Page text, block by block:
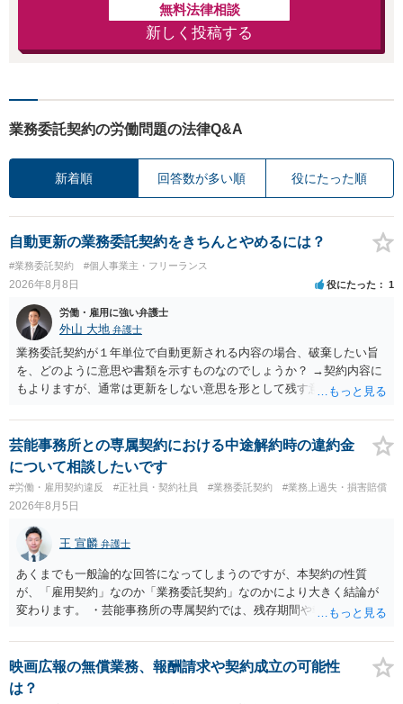
無料法律相談
新しく投稿する
業務委託契約の労働問題の法律Q&A
新着順 回答数が多い順 役にたった順
自動更新の業務委託契約をきちんとやめるには？
#業務委託契約 #個人事業主・フリーランス
2026年8月8日 役にたった 1
労働・雇用に強い弁護士
外山 大地 弁護士
業務委託契約が１年単位で自動更新される内容の場合、破棄したい旨
を、どのように意思や書類を示すものなのでしょうか？ →契約内容に
もよりますが、通常は更新をしない意思を形として残す意味で、書面
の確保の他に何か企業側にメリットがあるのでしょうか？ →企業側の
メリットは分かりかねますが、ご質問者様が業務を受託する側のお立
場であれば、自動更新で契約が延長されると、企業側は報酬を支払う
義務を負うことになるので（ご質問者様も業務を提供する義務を負
う）、放置をすることは望ましい状態ではないと思料いたします。
芸能事務所との専属契約における中途解約時の違約金
について相談したいです
#労働・雇用契約違反 #正社員・契約社員 #業務委託契約 #業務上過失・損害賠償
2026年8月5日
王 宣麟 弁護士
あくまでも一般論的な回答になってしまうのですが、本契約の性質
が、「雇用契約」なのか「業務委託契約」なのかにより大きく結論が
変わります。 ・芸能事務所の専属契約では、残存期間や報酬額、投下
務上よくあるからといって当然に適法という意味ではなく、実際の損
害との対応関係や合理性が重要です。 ・違約金に上限がなくても、常
に有効になるわけではありません。契約が労働契約に近い実態なら労
基法16条で無効となる余地があり、そうでなくても、金額が事務所の
映画広報の無償業務、報酬請求や契約成立の可能性
は？